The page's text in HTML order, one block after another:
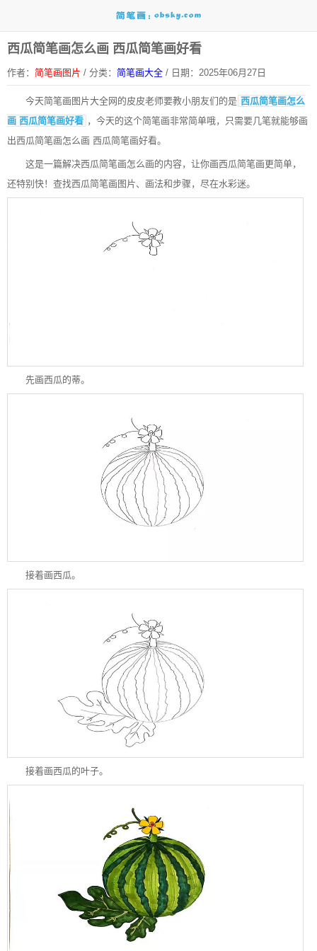
西瓜简笔画怎么画 西瓜简笔画好看
作者： 简笔画图片 / 分类： 简笔画大全 / 日期：2025年06月27日
今天简笔画图片大全网 的皮皮老师要教小朋友们的是 西瓜简笔画怎么
画 西瓜简笔画好看 ，今天的这个简笔画非常简单哦，只需要几笔就能够画
出西瓜简笔画怎么画 西瓜简笔画好看。
这是一篇解决西瓜简笔画怎么画的内容，让你画西瓜简笔画更简单，
还特别快！查找西瓜简笔画图片、画法和步骤，尽在水彩迷。
先画西瓜的蒂。
接着画西瓜。
接着画西瓜的叶子。